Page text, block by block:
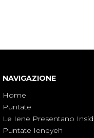
NAVIGAZIONE
Home
Puntate
Le Iene Presentano
Puntate Ieneyeh